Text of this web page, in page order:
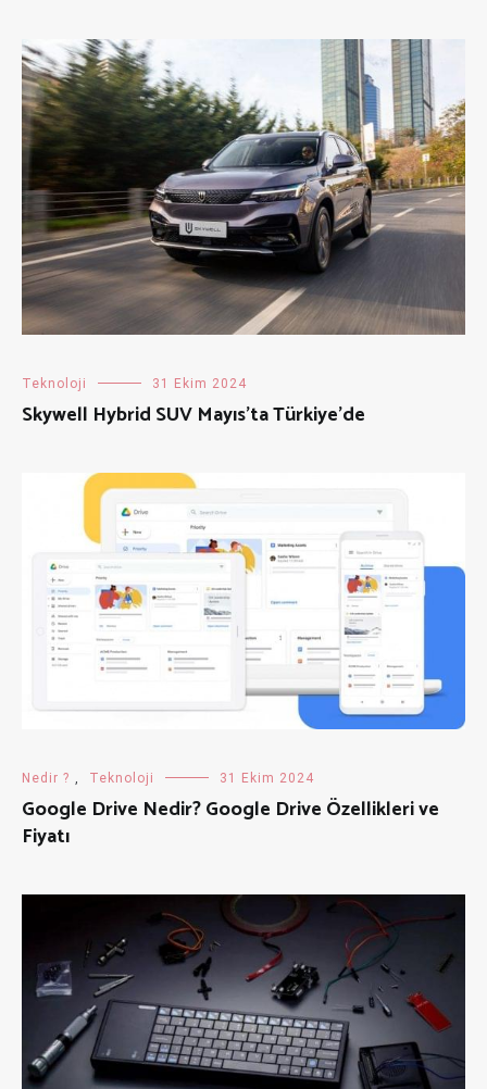
Teknoloji 31 Ekim 2024
Skywell Hybrid SUV Mayıs’ta Türkiye’de
Nedir ? , Teknoloji 31 Ekim 2024
Google Drive Nedir? Google Drive Özellikleri ve
Fiyatı